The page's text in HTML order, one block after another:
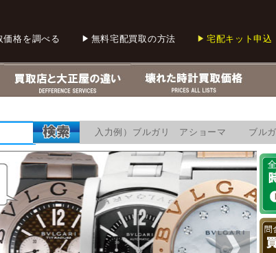
価格を調べる 無料宅配買取の方法 宅配キット申込
入力例）ブルガリ アショーマ ブル